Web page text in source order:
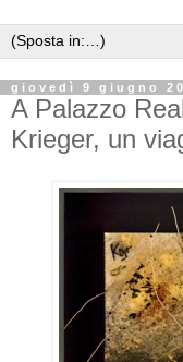
giovedì 9 giugno
A Palazzo
Krieger, un